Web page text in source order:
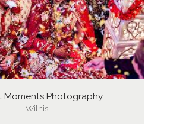
Moments Photography
Wilnis